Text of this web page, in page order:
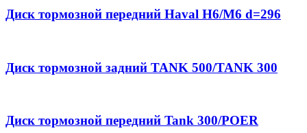
Диск тормозной передний Haval H6/M6 d=296
Диск тормозной задний TANK 500/TANK 300
Диск тормозной передний Tank 300/POER